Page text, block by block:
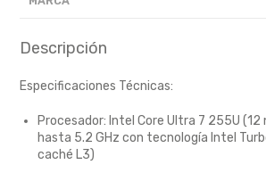
Descripción
Especificaciones Técnicas:
Procesador: Intel Core Ultra 7 255U (12
hasta 5.2 GHz con tecnología Intel
caché L3)